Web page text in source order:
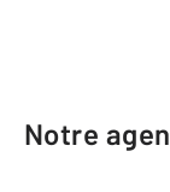
Notre